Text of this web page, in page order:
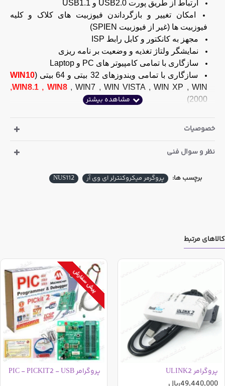
ارتباط از طریق پورت USB2.0 و USB1.1
امکان تغییر و بازگرداندن فیوزبیت های کلاک و کلیه
فیوزبیت ها (غیر از فیوزبیت SPIEN)
مجهز به کانکتور و کابل رابط ISP
نمایشگر ولتاژ تغذیه و وضعیت بر نامه ریزی
سازگاری با تمامی کامپیوتر های PC و Laptop
سازگاری با تمامی ویندوزهای 32 بیتی و 64 بیتی (
WIN10
,WIN8.1 , WIN8, WIN7 , WIN VISTA , WIN XP , WIN
2000)
طرف شرکت سازنده می باشد
محتویات جعبه محصول:
خصوصیات
نظر و سوال فنی
برچسب ها: پروگرمر میکروکنترلر ای وی آر NUS112
کالاهای مرتبط
پروگرامر ULINK2
49,440,000ریال
پیش سفارش
پروگرامر PIC - PICKIT2 - USB